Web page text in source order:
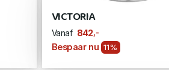
VICTORIA
Vanaf 842 ,-
Bespaar nu 11%